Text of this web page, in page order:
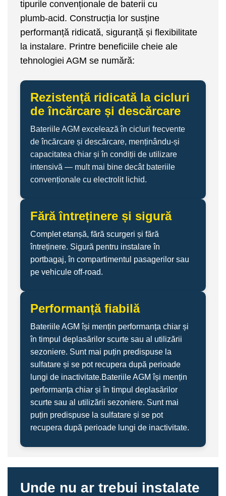
tipurile convenționale de baterii cu
plumb‑acid. Construcția lor susține
performanță ridicată, siguranță și flexibilitate
la instalare. Printre beneficiile cheie ale
tehnologiei AGM se numără:
Rezistență ridicată la cicluri
de încărcare și descărcare
Bateriile AGM excelează în cicluri frecvente
de încărcare și descărcare, menținându‑și
capacitatea chiar și în condiții de utilizare
intensivă — mult mai bine decât bateriile
convenționale cu electrolit lichid.
Fără întreținere și sigură
Complet etanșă, fără scurgeri și fără
întreținere. Sigură pentru instalare în
portbagaj, în compartimentul pasagerilor sau
pe vehicule off-road.
Performanță fiabilă
Bateriile AGM își mențin performanța chiar și
în timpul deplasărilor scurte sau al utilizării
sezoniere. Sunt mai puțin predispuse la
sulfatare și se pot recupera după perioade
lungi de inactivitate.Bateriile AGM își mențin
performanța chiar și în timpul deplasărilor
scurte sau al utilizării sezoniere. Sunt mai
puțin predispuse la sulfatare și se pot
recupera după perioade lungi de inactivitate.
Unde nu ar trebui instalate